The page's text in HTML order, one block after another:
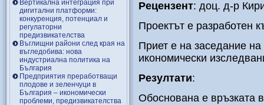
Вертикална интеграция при
дигитални платформи:
конкуренция, потенциал и
регулаторни
предизвикателства
Въглищни райони след края на
въгледобива: нова
индустриална политика на
България
Предприятия преработващи
плодове и зеленчуци в
България – икономически
проблеми, предизвикателства
Рецензент: доц. д-р
Проектът е разработен
Приет е на заседание
икономически
Резултати:
Обоснована е връзката